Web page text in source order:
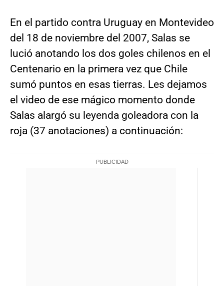
En el partido contra Uruguay en Montevideo
del 18 de noviembre del 2007, Salas se
lució anotando los dos goles chilenos en el
Centenario en la primera vez que Chile
sumó puntos en esas tierras. Les dejamos
el video de ese mágico momento donde
Salas alargó su leyenda goleadora con la
roja (37 anotaciones) a continuación: